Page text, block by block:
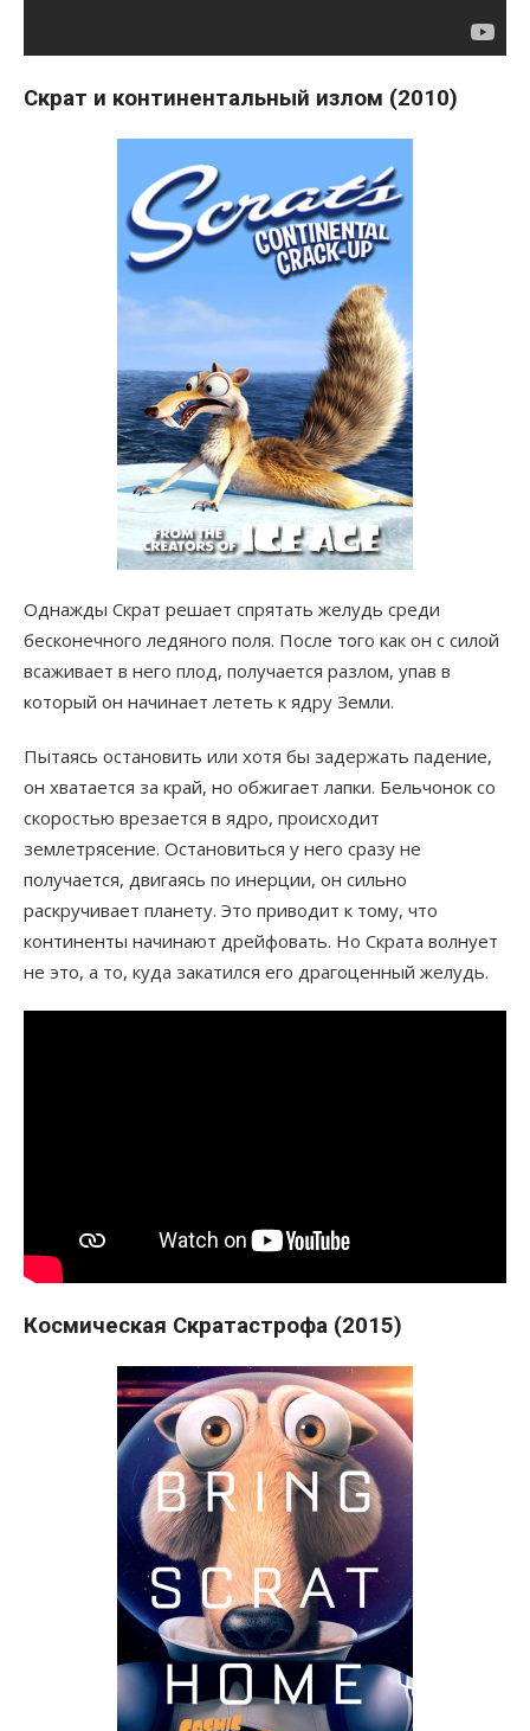
Скрат и континентальный излом (2010)
Однажды Скрат решает спрятать желудь среди
бесконечного ледяного поля. После того как он с силой
всаживает в него плод, получается разлом, упав в
который он начинает лететь к ядру Земли.
Пытаясь остановить или хотя бы задержать падение,
он хватается за край, но обжигает лапки. Бельчонок со
скоростью врезается в ядро, происходит
землетрясение. Остановиться у него сразу не
получается, двигаясь по инерции, он сильно
раскручивает планету. Это приводит к тому, что
континенты начинают дрейфовать. Но Скрата волнует
не это, а то, куда закатился его драгоценный желудь.
Космическая Скратастрофа (2015)